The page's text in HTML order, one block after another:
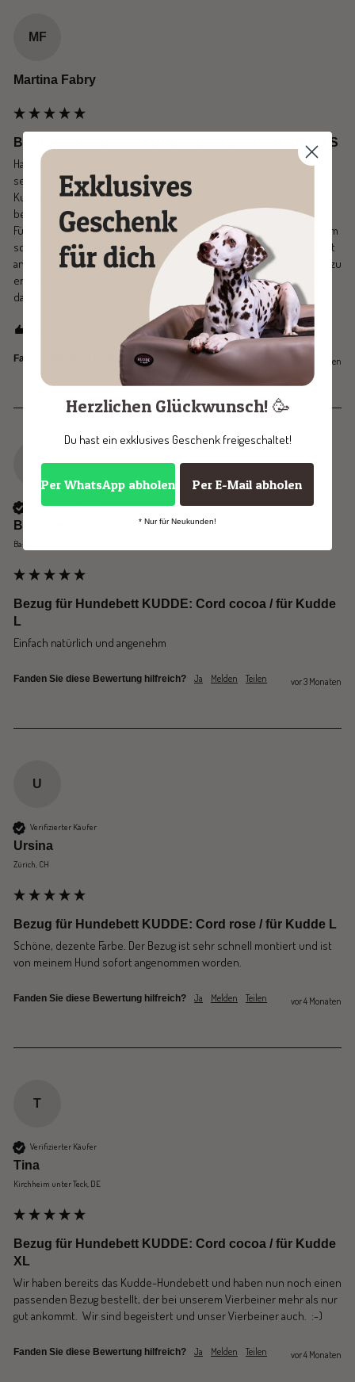
MF
Martina Fabry
Bezug für Hundebett KUDDE: Cord grau / für Kudde S
Habe vor langer Zeit mal diese Bezüge für 2 Kudde S bestellt. Sind
sehr zufrieden damit. Nun gibt es in unserem Haushalt nur noch
Kudden in M und L. Deshalb in der passenden Größe nachbestellt
bezw eine Kudde L in Rosa- Pastell inkl diesem Cord Bezug in Rosa.
Für die Kudde M einen extra bestellt. Leider gibt es den nicht in dem
schönen Mint- Pastell Ton. Also auch in Rosa bestellt. Bezug scheint
angenehm zu sein und ist pflegeleicht. Dreck und Haare und leicht zu
entfernen. Waschen war noch nicht nötig, also keine Erfahrung
damit.
1 Person hat diese Bewertung hilfreich gefunden.
Fanden Sie diese Bewertung hilfreich? Ja Melden Teilen vor 3 Monaten
B
Verifizierter Käufer
Béatrice
Basel, CH
Bezug für Hundebett KUDDE: Cord cocoa / für Kudde
L
Einfach natürlich und angenehm
Fanden Sie diese Bewertung hilfreich? Ja Melden Teilen vor 3 Monaten
U
Verifizierter Käufer
Ursina
Zürich, CH
Bezug für Hundebett KUDDE: Cord rose / für Kudde L
Schöne, dezente Farbe. Der Bezug ist sehr schnell montiert und ist
von meinem Hund sofort angenommen worden.
Fanden Sie diese Bewertung hilfreich? Ja Melden Teilen vor 4 Monaten
T
Verifizierter Käufer
Tina
Kirchheim unter Teck, DE
Bezug für Hundebett KUDDE: Cord cocoa / für Kudde
XL
Wir haben bereits das Kudde-Hundebett und haben nun noch einen
passenden Bezug bestellt, der bei unserem Vierbeiner mehr als nur
gut ankommt.  Wir sind begeistert und unser Vierbeiner auch.  :-)
Fanden Sie diese Bewertung hilfreich? Ja Melden Teilen vor 4 Monaten
Herzlichen Glückwunsch! 🥳
Du hast ein exklusives Geschenk freigeschaltet!
Per WhatsApp abholen Per E-Mail abholen
* Nur für Neukunden!